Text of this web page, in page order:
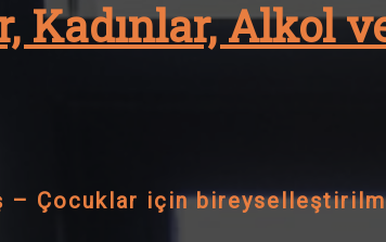
Kadınlar, Alkol
– Çocuklar için